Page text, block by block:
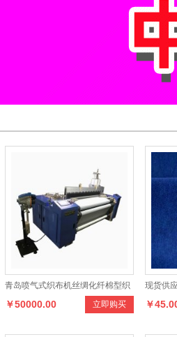
青岛喷气式织布机丝绸化纤棉型织
物服装面料生产设备喷气织机
立即购买
￥50000.00
现货供
面料，
￥